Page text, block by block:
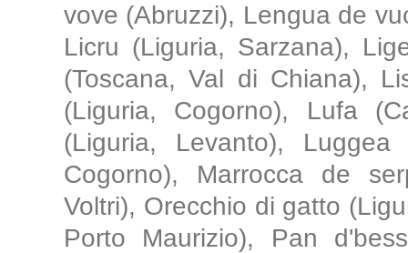
vove (Abruzzi), Lengua de
Licru (Liguria, Sarzana),
(Toscana, Val di Chiana),
(Liguria, Cogorno), Lufa
(Liguria, Levanto),
Cogorno), Marrocca de
Voltri), Orecchio di gatto
Porto Maurizio), Pan